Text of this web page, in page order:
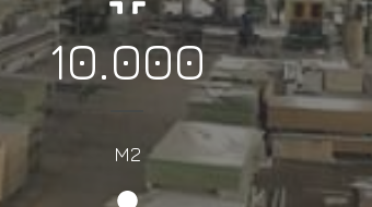
10.000
M2